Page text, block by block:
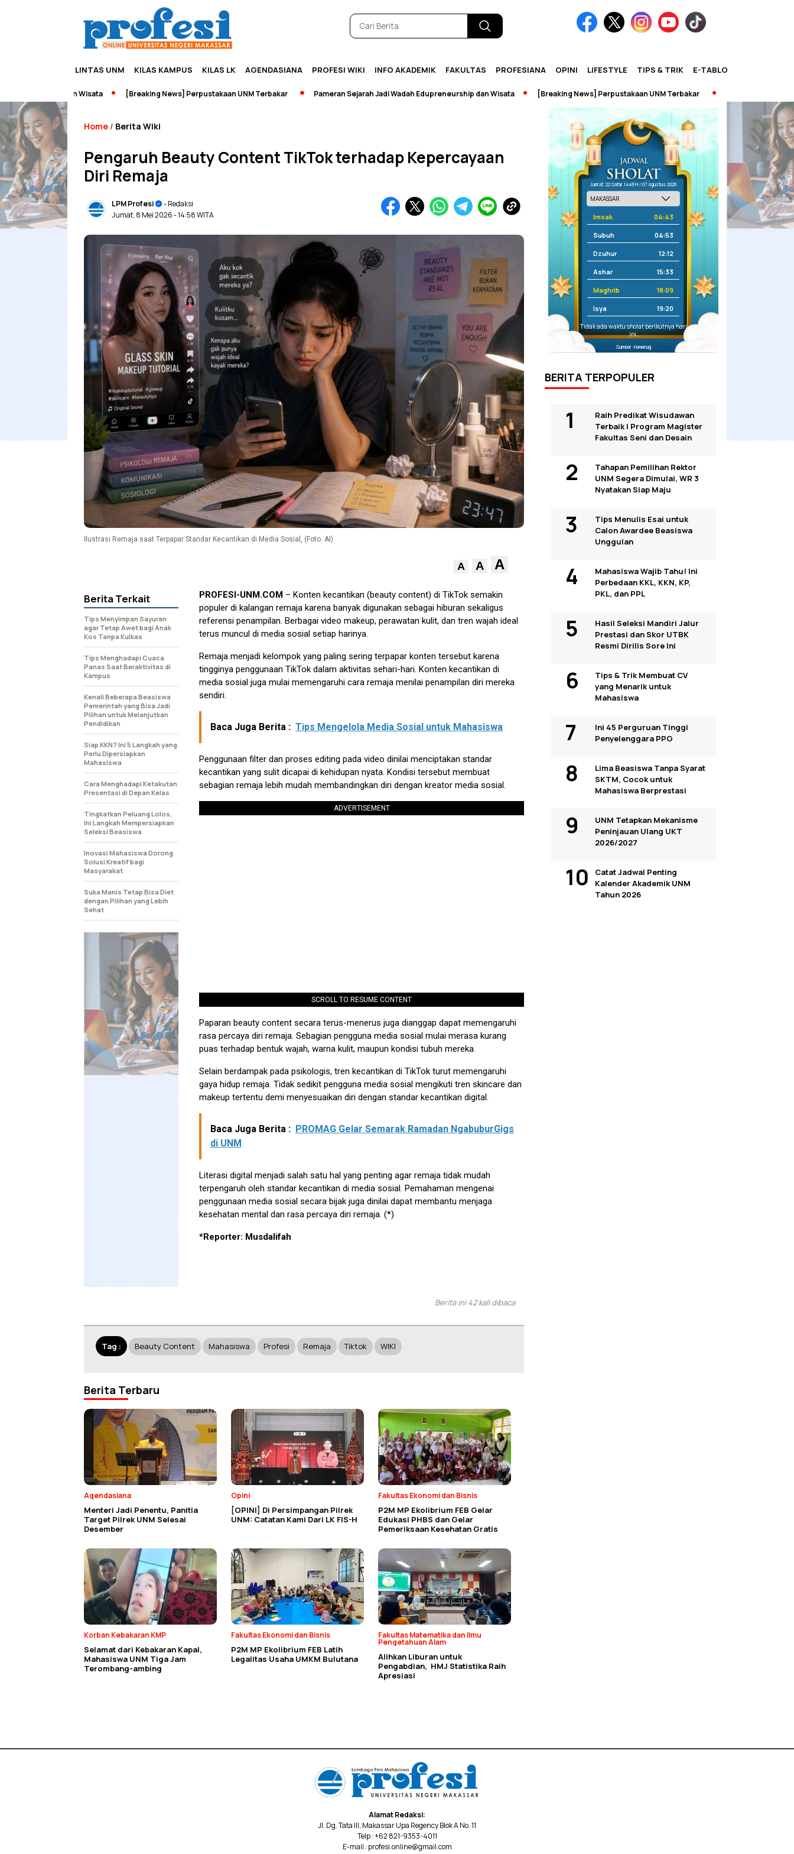
LINTAS UNM KILAS KAMPUS KILAS LK AGENDASIANA PROFESI WIKI INFO AKADEMIK FAKULTAS PROFESIANA OPINI LIFESTYLE TIPS & TRIK E-TABLOID
[Breaking News] Perpustakaan UNM Terbakar Pameran Sejarah Jadi Wadah Edupreneurship dan Wisata [Breaking News] Perpustakaan UNM Terbakar
Home / Berita Wiki
Pengaruh Beauty Content TikTok terhadap Kepercayaan
Diri Remaja
LPM Profesi
- Redaksi
Jumat, 8 Mei 2026- 14:58 WITA
Ilustrasi Remaja saat Terpapar Standar Kecantikan di Media Sosial, (Foto: AI)
A A A
PROFESI-UNM.COM – Konten kecantikan (beauty content) di TikTok semakin
populer di kalangan remaja karena banyak digunakan sebagai hiburan sekaligus
referensi penampilan. Berbagai video makeup, perawatan kulit, dan tren wajah ideal
terus muncul di media sosial setiap harinya.
Remaja menjadi kelompok yang paling sering terpapar konten tersebut karena
tingginya penggunaan TikTok dalam aktivitas sehari-hari. Konten kecantikan di
media sosial juga mulai memengaruhi cara remaja menilai penampilan diri mereka
sendiri.
Baca Juga Berita : Tips Mengelola Media Sosial untuk Mahasiswa
Penggunaan filter dan proses editing pada video dinilai menciptakan standar
kecantikan yang sulit dicapai di kehidupan nyata. Kondisi tersebut membuat
sebagian remaja lebih mudah membandingkan diri dengan kreator media sosial.
ADVERTISEMENT
SCROLL TO RESUME CONTENT
Paparan beauty content secara terus-menerus juga dianggap dapat memengaruhi
rasa percaya diri remaja. Sebagian pengguna media sosial mulai merasa kurang
puas terhadap bentuk wajah, warna kulit, maupun kondisi tubuh mereka.
Selain berdampak pada psikologis, tren kecantikan di TikTok turut memengaruhi
gaya hidup remaja. Tidak sedikit pengguna media sosial mengikuti tren skincare dan
makeup tertentu demi menyesuaikan diri dengan standar kecantikan digital.
Baca Juga Berita : PROMAG Gelar Semarak Ramadan NgabuburGigs
di UNM
Literasi digital menjadi salah satu hal yang penting agar remaja tidak mudah
terpengaruh oleh standar kecantikan di media sosial. Pemahaman mengenai
penggunaan media sosial secara bijak juga dinilai dapat membantu menjaga
kesehatan mental dan rasa percaya diri remaja. (*)
*Reporter: Musdalifah
Berita Terkait
Tips Menyimpan Sayuran
agar Tetap Awet bagi Anak
Kos Tanpa Kulkas
Tips Menghadapi Cuaca
Panas Saat Beraktivitas di
Kampus
Kenali Beberapa Beasiswa
Pemerintah yang Bisa Jadi
Pilihan untuk Melanjutkan
Pendidikan
Siap KKN? Ini 5 Langkah yang
Perlu Dipersiapkan
Mahasiswa
Cara Menghadapi Ketakutan
Presentasi di Depan Kelas
Tingkatkan Peluang Lolos,
Ini Langkah Mempersiapkan
Seleksi Beasiswa
Inovasi Mahasiswa Dorong
Solusi Kreatif bagi
Masyarakat
Suka Manis Tetap Bisa Diet
dengan Pilihan yang Lebih
Sehat
Berita ini 42 kali dibaca
Tag : Beauty Content Mahasiswa Profesi Remaja Tiktok WIKI
Berita Terbaru
Agendasiana
Menteri Jadi Penentu, Panitia
Target Pilrek UNM Selesai
Desember
Opini
[OPINI] Di Persimpangan Pilrek
UNM: Catatan Kami Dari LK FIS-H
Fakultas Ekonomi dan Bisnis
P2M MP Ekolibrium FEB Gelar
Edukasi PHBS dan Gelar
Pemeriksaan Kesehatan Gratis
Korban Kebakaran KMP
Selamat dari Kebakaran Kapal,
Mahasiswa UNM Tiga Jam
Terombang-ambing
Fakultas Ekonomi dan Bisnis
P2M MP Ekolibrium FEB Latih
Legalitas Usaha UMKM Bulutana
Fakultas Matematika dan Ilmu
Pengetahuan Alam
Alihkan Liburan untuk
Pengabdian, HMJ Statistika Raih
Apresiasi
Jum'at, 22 Safar 1448 H / 07 Agustus 2026
Imsak 04:43
Subuh 04:53
Dzuhur 12:12
Ashar 15:33
Maghrib 18:09
Isya 19:20
Tidak ada waktu sholat berikutnya hari
ini.
Sumber: Kemenag
BERITA TERPOPULER
Raih Predikat Wisudawan
Terbaik I Program Magister
Fakultas Seni dan Desain
Tahapan Pemilihan Rektor
UNM Segera Dimulai, WR 3
Nyatakan Siap Maju
Tips Menulis Esai untuk
Calon Awardee Beasiswa
Unggulan
Mahasiswa Wajib Tahu! Ini
Perbedaan KKL, KKN, KP,
PKL, dan PPL
Hasil Seleksi Mandiri Jalur
Prestasi dan Skor UTBK
Resmi Dirilis Sore Ini
Tips & Trik Membuat CV
yang Menarik untuk
Mahasiswa
Ini 45 Perguruan Tinggi
Penyelenggara PPG
Lima Beasiswa Tanpa Syarat
SKTM, Cocok untuk
Mahasiswa Berprestasi
UNM Tetapkan Mekanisme
Peninjauan Ulang UKT
2026/2027
Catat Jadwal Penting
Kalender Akademik UNM
Tahun 2026
Alamat Redaksi:
Jl. Dg. Tata III, Makassar Upa Regency Blok A No. 11
Telp : +62 821-9353-4011
E-mail : profesi.online@gmail.com